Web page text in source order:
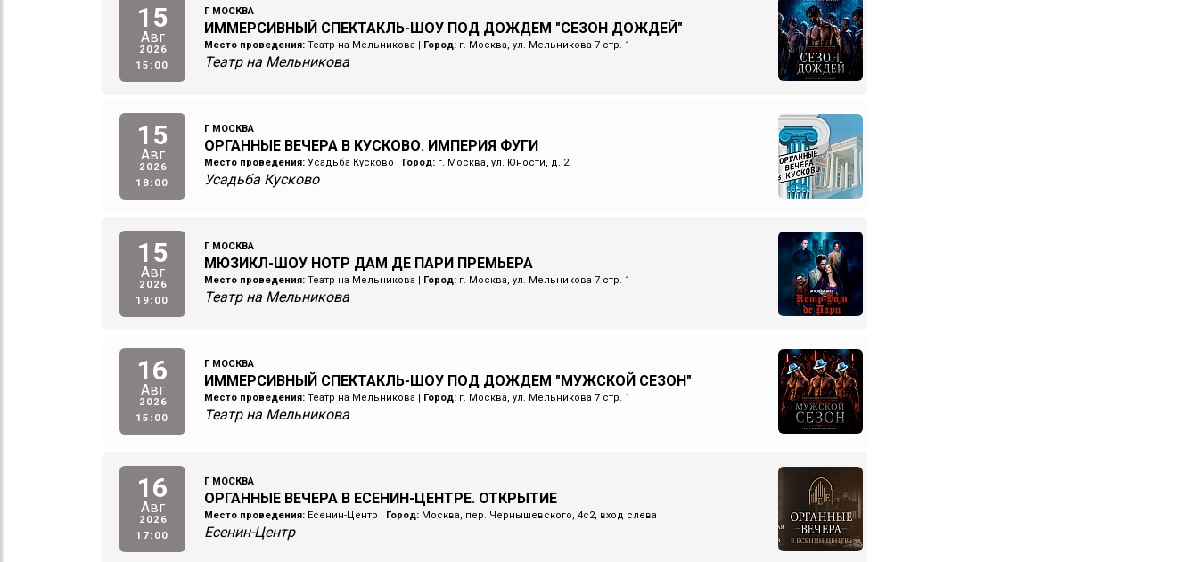
15
Авг
2026
15:00
Г МОСКВА
ИММЕРСИВНЫЙ СПЕКТАКЛЬ-ШОУ ПОД ДОЖДЕМ "СЕЗОН ДОЖДЕЙ"
Место проведения:Театр на Мельникова | Город:г. Москва, ул. Мельникова 7 стр. 1
Театр на Мельникова
15
Авг
2026
18:00
Г МОСКВА
ОРГАННЫЕ ВЕЧЕРА В КУСКОВО. ИМПЕРИЯ ФУГИ
Место проведения:Усадьба Кусково | Город:г. Москва, ул. Юности, д. 2
Усадьба Кусково
15
Авг
2026
19:00
Г МОСКВА
МЮЗИКЛ-ШОУ НОТР ДАМ ДЕ ПАРИ ПРЕМЬЕРА
Место проведения:Театр на Мельникова | Город:г. Москва, ул. Мельникова 7 стр. 1
Театр на Мельникова
16
Авг
2026
15:00
Г МОСКВА
ИММЕРСИВНЫЙ СПЕКТАКЛЬ-ШОУ ПОД ДОЖДЕМ "МУЖСКОЙ СЕЗОН"
Место проведения:Театр на Мельникова | Город:г. Москва, ул. Мельникова 7 стр. 1
Театр на Мельникова
16
Авг
2026
17:00
Г МОСКВА
ОРГАННЫЕ ВЕЧЕРА В ЕСЕНИН-ЦЕНТРЕ. ОТКРЫТИЕ
Место проведения:Есенин-Центр | Город:Москва, пер. Чернышевского, 4с2, вход слева
Есенин-Центр